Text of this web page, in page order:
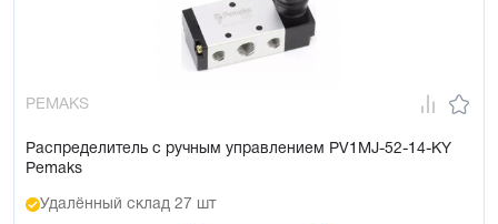
PEMAKS
Распределитель с ручным управлением PV1MJ-52-14-KY
Pemaks
Удалённый склад 27 шт